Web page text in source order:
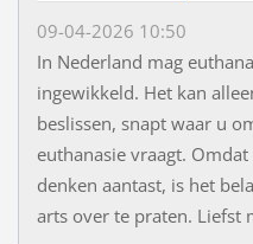
09-04-2026 10:50
In Nederland mag
ingewikkeld. Het kan
beslissen, snapt waar u
euthanasie vraagt.
denken aantast, is het
arts over te praten. Liefst